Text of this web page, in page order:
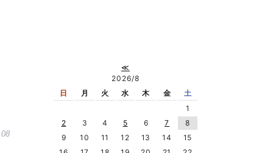
≪
2026/8
日
月 火 水 木 金
土
1
2
3 4 5 6 7
8
9
10 11 12 13 14
15